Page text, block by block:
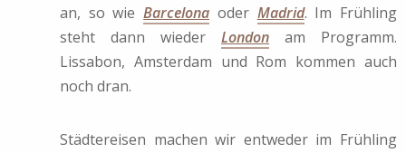
an, so wieBarcelona oder Madrid. Im Frühling
steht dann wieder London am Programm.
Lissabon, Amsterdam und Rom kommen auch
noch dran.
Städtereisen machen wir entweder im Frühling